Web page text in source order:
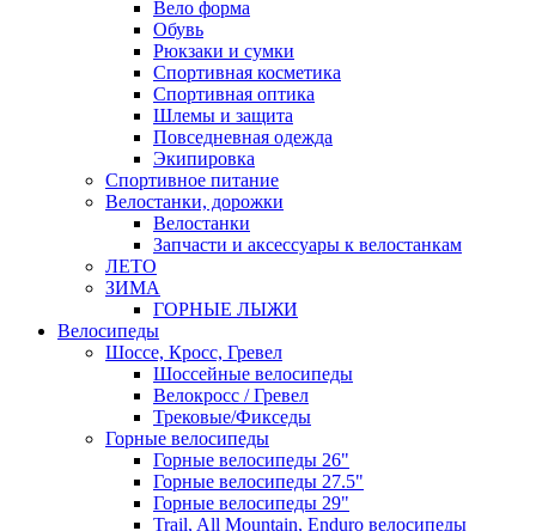
Вело форма
Обувь
Рюкзаки и сумки
Спортивная косметика
Спортивная оптика
Шлемы и защита
Повседневная одежда
Экипировка
Спортивное питание
Велостанки, дорожки
Велостанки
Запчасти и аксессуары к велостанкам
ЛЕТО
ЗИМА
ГОРНЫЕ ЛЫЖИ
Велосипеды
Шоссе, Кросс, Гревел
Шоссейные велосипеды
Велокросс / Гревел
Трековые/Фикседы
Горные велосипеды
Горные велосипеды 26"
Горные велосипеды 27.5"
Горные велосипеды 29"
Trail, All Mountain, Enduro велосипеды